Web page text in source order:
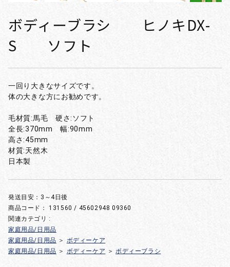
ボディーブラシ ヒノキDX-
S ソフト
一回り大きなサイズです。
体の大きな方にお勧めです。
毛材質:馬毛 硬さ:ソフト
全長:370mm 幅:90mm
高さ:45mm
材質:天然木
日本製
発送目安：3～4日後
商品コード：131560 / 45602948 09360
関連カテゴリ :
家庭用品/日用品
家庭用品/日用品 ＞ ボディーケア
家庭用品/日用品 ＞ ボディーケア ＞ ボディーブラシ